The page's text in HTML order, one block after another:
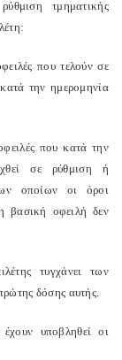
τμηματικής
που τελούν σε
την ημερομηνία
που κατά την
σε ρύθμιση ή
οποίων οι όροι
βασική οφειλή δεν
τυγχάνει των
δόσης αυτής.
υποβληθεί οι